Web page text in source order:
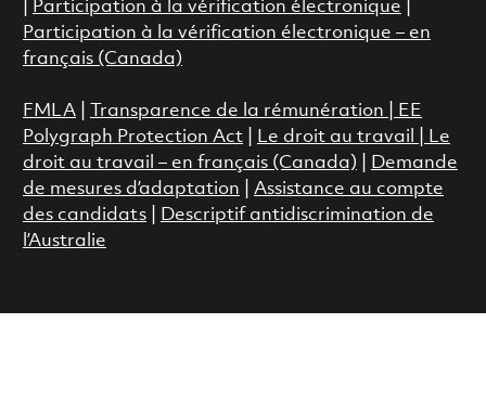
Participation à la vérification électronique
Participation à la vérification électronique – en
français (Canada)
FMLA| Transparence de la rémunération |
EE
Polygraph Protection Act
Le droit au travail
Le
droit au travail – en français (Canada)
Demande
de mesures d’adaptation
Assistance au compte
des candidats|
Descriptif antidiscrimination de
l’Australie